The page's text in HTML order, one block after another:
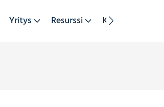
Yritys Resurssi Kestävä Kehitys